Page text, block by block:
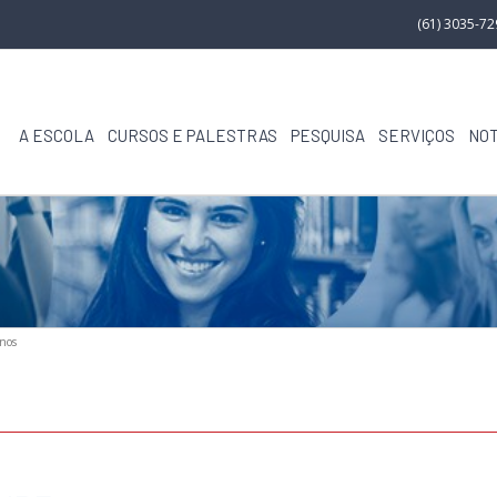
(61) 3035-
A ESCOLA CURSOS E PALESTRAS PESQUISA SERVIÇOS